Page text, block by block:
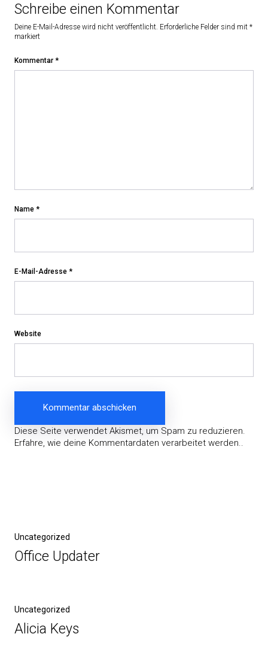
Schreibe einen Kommentar
Deine E-Mail-Adresse wird nicht veröffentlicht. Erforderliche Felder sind mit *
markiert
Kommentar *
Name *
E-Mail-Adresse *
Website
Diese Seite verwendet Akismet, um Spam zu reduzieren.
Erfahre, wie deine Kommentardaten verarbeitet werden..
Vorheriger
Beitrag
Uncategorized
Office Updater
Nächster
Beitrag
Uncategorized
Alicia Keys